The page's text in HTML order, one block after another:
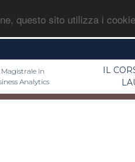
questo sito utilizza i
in
Analytics
IL